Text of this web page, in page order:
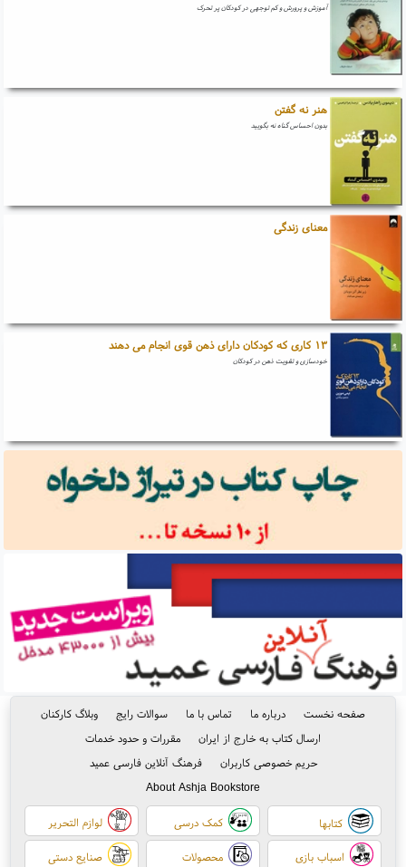
آموزش و پرورش و کم توجهی در کودکان پر تحرک
هنر نه گفتن
بدون احساس گناه نه بگویید
معنای زندگی
۱۳ کاری که کودکان دارای ذهن قوی انجام می دهند
خودسازی و تقویت ذهن در کودکان
صفحه نخست درباره ما تماس با ما سوالات رایج
وبلاگ کارکنان
ارسال کتاب به خارج از ایران
مقررات و حدود خدمات
حریم خصوصی کاربران
فرهنگ آنلاین فارسی عمید
About Ashja Bookstore
کتابها کمک درسی لوازم التحریر
اسباب بازی محصولات صنایع دستی